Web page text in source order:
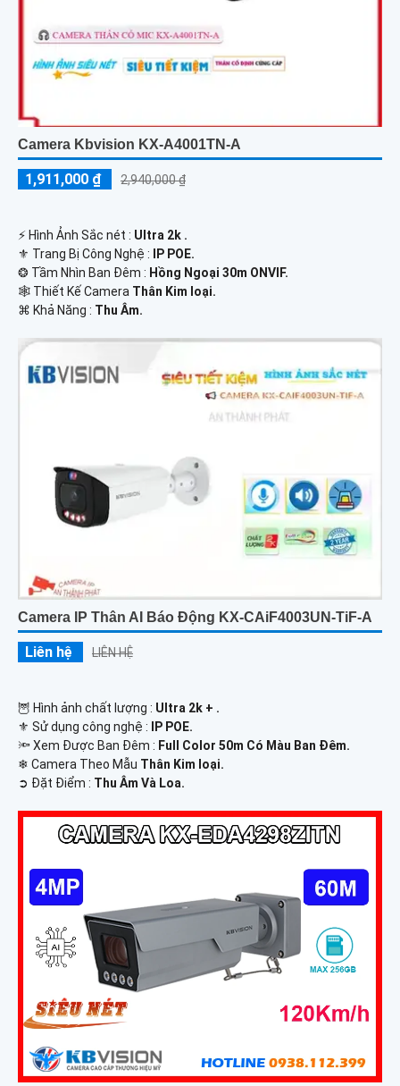
Camera Kbvision KX-A4001TN-A
1,911,000 ₫ 2,940,000 ₫
️⚡ Hình Ảnh Sắc nét : Ultra 2k .
⚜️ Trang Bị Công Nghệ :
IP POE.
❂ Tầm Nhìn Ban Đêm : Hồng Ngoại 30m ONVIF.
🕸️ Thiết Kế Camera Thân Kim loại.
️⌘ Khả Năng : Thu Âm.
Camera IP Thân AI Báo Động KX-CAiF4003UN-TiF-A
Liên hệ LIÊN HỆ
🦉 Hình ảnh chất lượng : Ultra 2k + .
⚜️ Sử dụng công nghệ :
IP POE.
🔦 Xem Được Ban Đêm : Full Color 50m Có Màu Ban Ðêm.
❄ Camera Theo Mẫu Thân Kim loại.
️➲ Đặt Điểm : Thu Âm Và Loa.